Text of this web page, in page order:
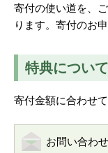
寄付の使い道を、
ります。寄付のお
特典について
寄付金額に合わせ
お問い合わせ